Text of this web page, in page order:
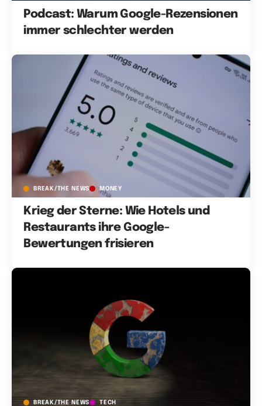
Podcast: Warum Google-Rezensionen
immer schlechter werden
BREAK/THE NEWS MONEY
Krieg der Sterne: Wie Hotels und
Restaurants ihre Google-
Bewertungen frisieren
BREAK/THE NEWS TECH